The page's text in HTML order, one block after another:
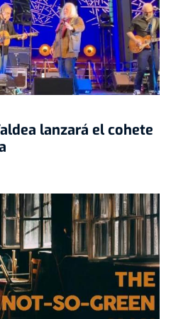
lanzará el cohete